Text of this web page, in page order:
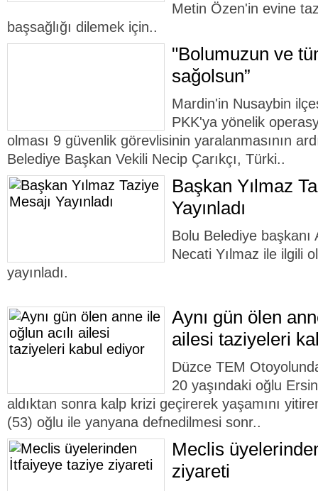
Metin Özen'in evine
başsağlığı dilemek için..
"Bolumuzun ve
sağolsun”
Mardin'in Nusaybin
PKK'ya yönelik
olması 9 güvenlik görevlisinin yaralanmasının
Belediye Başkan Vekili Necip Çarıkçı, Türki..
Başkan Yılmaz
Yayınladı
Bolu Belediye başkanı
Necati Yılmaz ile ilgili
yayınladı.
Aynı gün ölen
ailesi taziyeleri
Düzce TEM
20 yaşındaki oğlu Ersin
aldıktan sonra kalp krizi geçirerek yaşamını
(53) oğlu ile yanyana defnedilmesi sonr..
Meclis
ziyareti